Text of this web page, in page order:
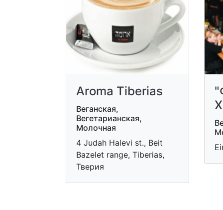
Aroma Tiberias
Веганская,
Вегетарианская,
Молочная
4 Judah Halevi st., Beit
Bazelet range, Tiberias,
Тверия